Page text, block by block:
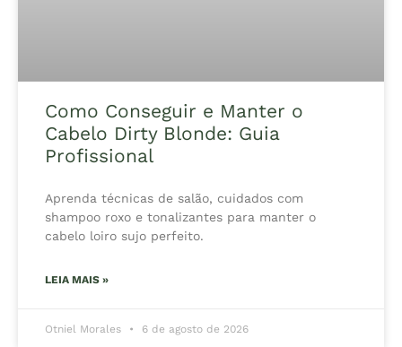
Como Conseguir e Manter o
Cabelo Dirty Blonde: Guia
Profissional
Aprenda técnicas de salão, cuidados com
shampoo roxo e tonalizantes para manter o
cabelo loiro sujo perfeito.
LEIA MAIS »
Otniel Morales 6 de agosto de 2026